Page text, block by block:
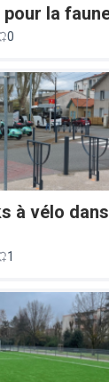
la
0
à vélo
1